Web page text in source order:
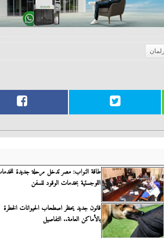
طاقة النواب: مصر تدخل مرحلة جديدة
اللوجستية بخدمات الوقود للسفن
قانون جديد يحظر اصطحاب الحيوانات الخطرة
بالأماكن العامة.. التفاصيل